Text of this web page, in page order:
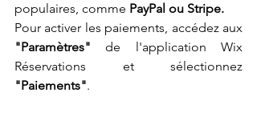
populaires, comme PayPal ou Stripe.
"Paramètres" de l'application Wix
"Paiements".